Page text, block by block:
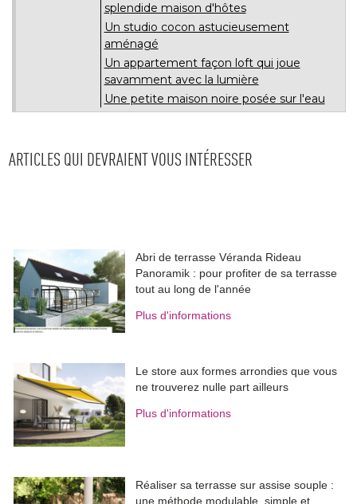
splendide maison d'hôtes
Un studio cocon astucieusement
aménagé
Un appartement façon loft qui joue
savamment avec la lumière
Une petite maison noire posée sur l'eau
ARTICLES QUI DEVRAIENT VOUS INTÉRESSER
Abri de terrasse Véranda Rideau
Panoramik : pour profiter de sa terrasse
tout au long de l'année
Plus d'informations
Le store aux formes arrondies que vous
ne trouverez nulle part ailleurs
Plus d'informations
Réaliser sa terrasse sur assise souple :
une méthode modulable, simple et